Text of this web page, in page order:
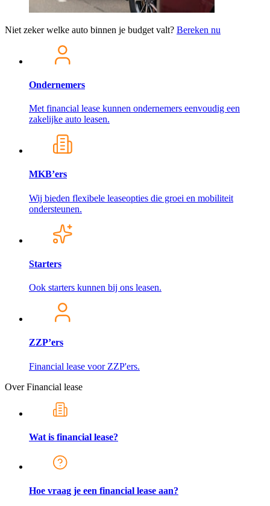
Niet zeker welke auto binnen je budget valt? Bereken nu
Ondernemers
Met financial lease kunnen ondernemers eenvoudig een
zakelijke auto leasen.
MKB’ers
Wij bieden flexibele leaseopties die groei en mobiliteit
ondersteunen.
Starters
Ook starters kunnen bij ons leasen.
ZZP’ers
Financial lease voor ZZP'ers.
Over Financial lease
Wat is financial lease?
Hoe vraag je een financial lease aan?